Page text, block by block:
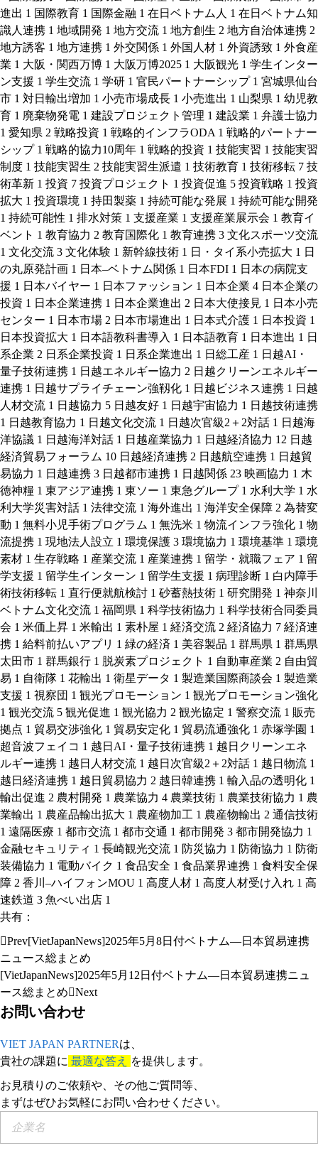
進出 1 国際教育 1 国際金融 1 在日ベトナム人 1 在日ベトナム知
識人連携 1 地域開発 1 地方交流 1 地方創生 2 地方自治体連携 2
地方誘客 1 地方連携 1 外交関係 1 外国人材 1 外資誘致 1 外食産
業 1 大阪・関西万博 1 大阪万博2025 1 大阪観光 1 学生インター
ン支援 1 学生交流 1 学研 1 官民パートナーシップ 1 宮城県仙台
市 1 対日輸出増加 1 小売市場成長 1 小売進出 1 山梨県 1 幼児教
育 1 廃棄物発電 1 建設プロジェクト管理 1 建設業 1 弁護士協力
1 愛知県 2 戦略投資 1 戦略的インフラODA 1 戦略的パートナー
シップ 1 戦略的協力10周年 1 戦略的投資 1 技能実習 1 技能実習
制度 1 技能実習生 2 技能実習生派遣 1 技術教育 1 技術移転 7 技
術革新 1 投資 7 投資プロジェクト 1 投資促進 5 投資戦略 1 投資
拡大 1 投資環境 1 持田製薬 1 持続可能な発展 1 持続可能な開発
1 持続可能性 1 排水対策 1 支援産業 1 支援産業展示会 1 教育イ
ベント 1 教育協力 2 教育国際化 1 教育連携 3 文化スポーツ交流
1 文化交流 3 文化体験 1 新幹線技術 1 日・タイ系小売拡大 1 日
の丸原発計画 1 日本–ベトナム関係 1 日本FDI 1 日本の病院支
援 1 日本バイヤー 1 日本ファッション 1 日本企業 4 日本企業の
投資 1 日本企業連携 1 日本企業進出 2 日本大使接見 1 日本小売
センター 1 日本市場 2 日本市場進出 1 日本式介護 1 日本投資 1
日本投資拡大 1 日本語教科書導入 1 日本語教育 1 日本進出 1 日
系企業 2 日系企業投資 1 日系企業進出 1 日総工産 1 日越AI・
量子技術連携 1 日越エネルギー協力 2 日越クリーンエネルギー
連携 1 日越サプライチェーン強靱化 1 日越ビジネス連携 1 日越
人材交流 1 日越協力 5 日越友好 1 日越宇宙協力 1 日越技術連携
1 日越教育協力 1 日越文化交流 1 日越次官級2＋2対話 1 日越海
洋協議 1 日越海洋対話 1 日越産業協力 1 日越経済協力 12 日越
経済貿易フォーラム 10 日越経済連携 2 日越航空連携 1 日越貿
易協力 1 日越連携 3 日越都市連携 1 日越関係 23 映画協力 1 木
徳神糧 1 東アジア連携 1 東ソー 1 東急グループ 1 水利大学 1 水
利大学災害対話 1 法律交流 1 海外進出 1 海洋安全保障 2 為替変
動 1 無料小児手術プログラム 1 無洗米 1 物流インフラ強化 1 物
流提携 1 現地法人設立 1 環境保護 3 環境協力 1 環境基準 1 環境
素材 1 生存戦略 1 産業交流 1 産業連携 1 留学・就職フェア 1 留
学支援 1 留学生インターン 1 留学生支援 1 病理診断 1 白内障手
術技術移転 1 直行便就航検討 1 砂蓄熱技術 1 研究開発 1 神奈川
ベトナム文化交流 1 福岡県 1 科学技術協力 1 科学技術合同委員
会 1 米価上昇 1 米輸出 1 素朴屋 1 経済交流 2 経済協力 7 経済連
携 1 給料前払いアプリ 1 緑の経済 1 美容製品 1 群馬県 1 群馬県
太田市 1 群馬銀行 1 脱炭素プロジェクト 1 自動車産業 2 自由貿
易 1 自衛隊 1 花輸出 1 衛星データ 1 製造業国際商談会 1 製造業
支援 1 視察団 1 観光プロモーション 1 観光プロモーション強化
1 観光交流 5 観光促進 1 観光協力 2 観光協定 1 警察交流 1 販売
拠点 1 貿易交渉強化 1 貿易安定化 1 貿易流通強化 1 赤塚学園 1
超音波フェイコ 1 越日AI・量子技術連携 1 越日クリーンエネ
ルギー連携 1 越日人材交流 1 越日次官級2＋2対話 1 越日物流 1
越日経済連携 1 越日貿易協力 2 越日韓連携 1 輸入品の透明化 1
輸出促進 2 農村開発 1 農業協力 4 農業技術 1 農業技術協力 1 農
業輸出 1 農産品輸出拡大 1 農産物加工 1 農産物輸出 2 通信技術
1 遠隔医療 1 都市交流 1 都市交通 1 都市開発 3 都市開発協力 1
金融セキュリティ 1 長崎観光交流 1 防災協力 1 防衛協力 1 防衛
装備協力 1 電動バイク 1 食品安全 1 食品業界連携 1 食料安全保
障 2 香川–ハイフォンMOU 1 高度人材 1 高度人材受け入れ 1 高
速鉄道 3 魚べい出店 1
共有：
Prev[VietJapanNews]2025年5月8日付ベトナム―日本貿易連携
ニュース総まとめ
[VietJapanNews]2025年5月12日付ベトナム―日本貿易連携ニュ
ース総まとめ
Next
お問い合わせ​
VIET JAPAN PARTNERは、
貴社の課題に 最適な答え
を提供します。
お見積りのご依頼や、その他ご質問等、​
まずはぜひお気軽にお問い合わせください。​